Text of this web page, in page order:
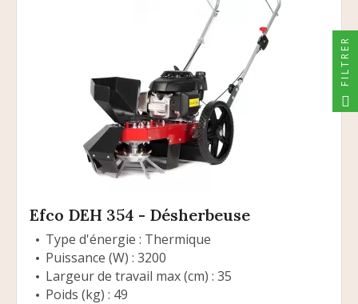
Efco DEH 354 - Désherbeuse
Type d'énergie : Thermique
Puissance (W) : 3200
Largeur de travail max (cm) : 35
Poids (kg) : 49
FILTRER